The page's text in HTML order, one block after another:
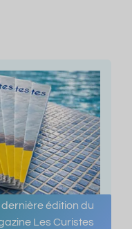
édition du
Les Curistes